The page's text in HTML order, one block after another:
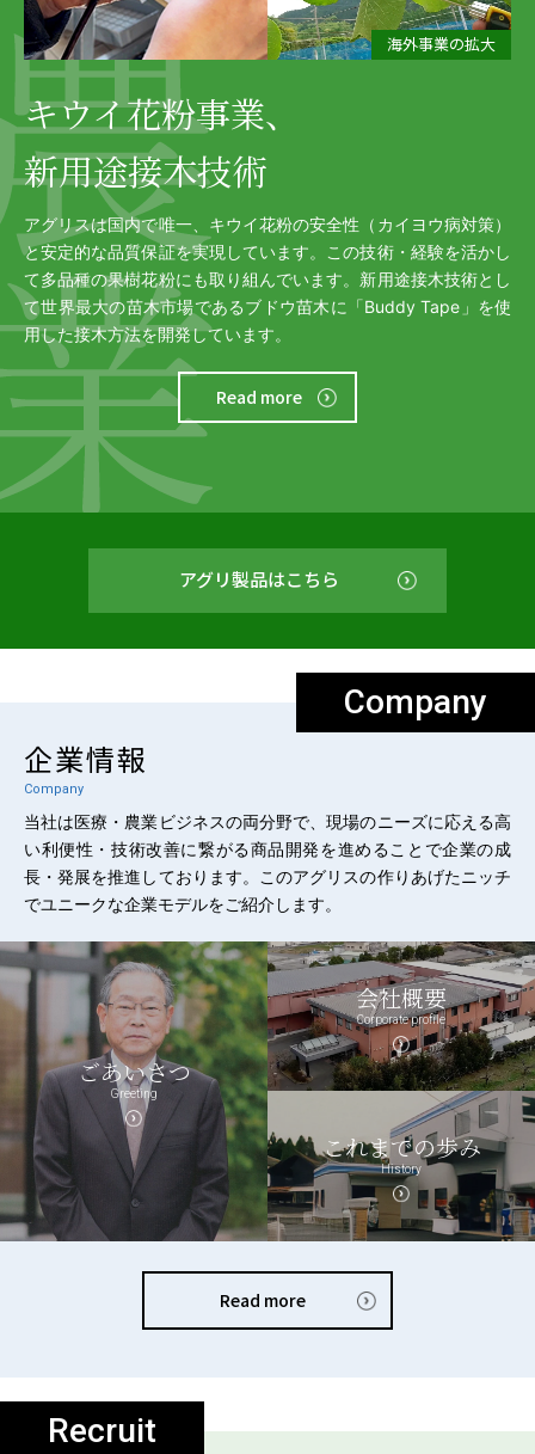
海外事業の拡大
キウイ花粉事業、
新用途接木技術
アグリスは国内で唯一、キウイ花粉の安全性（カイヨウ病対策）
と安定的な品質保証を実現しています。この技術・経験を活かし
て多品種の果樹花粉にも取り組んでいます。新用途接木技術とし
て世界最大の苗木市場であるブドウ苗木に「Buddy Tape」を使
用した接木方法を開発しています。
Read more
アグリ製品はこちら
Company
企業情報
Company
当社は医療・農業ビジネスの両分野で、現場のニーズに応える高
い利便性・技術改善に繋がる商品開発を進めることで企業の成
長・発展を推進しております。このアグリスの作りあげたニッチ
でユニークな企業モデルをご紹介します。
ごあいさつ
Greeting
会社概要
Corporate profile
これまでの歩み
History
Read more
Recruit